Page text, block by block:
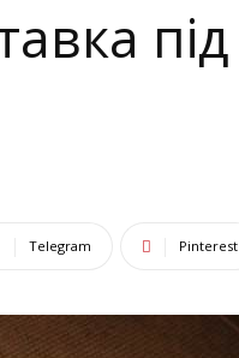
Telegram Pinterest